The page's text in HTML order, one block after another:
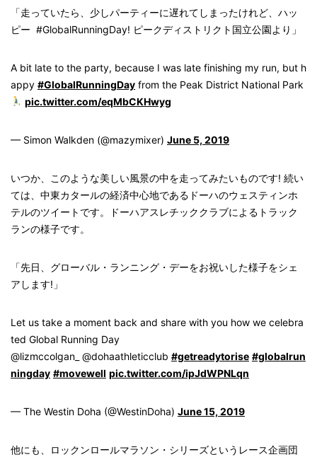
「走っていたら、少しパーティーに遅れてしまったけれど、ハッ
ピー #GlobalRunningDay! ピークディストリクト国立公園より」
A bit late to the party, because I was late finishing my run, but h
appy #GlobalRunningDay from the Peak District National Park
pic.twitter.com/eqMbCKHwyg
— Simon Walkden (@mazymixer) June 5, 2019
いつか、このような美しい風景の中を走ってみたいものです! 続い
ては、中東カタールの経済中心地であるドーハのウェスティンホ
テルのツイートです。ドーハアスレチッククラブによるトラック
ランの様子です。
「先日、グローバル・ランニング・デーをお祝いした様子をシェ
アします!」
Let us take a moment back and share with you how we celebra
ted Global Running Day
@lizmccolgan_ @dohaathleticclub #getreadytorise #globalrun
ningday #movewell pic.twitter.com/ipJdWPNLqn
— The Westin Doha (@WestinDoha) June 15, 2019
他にも、ロックンロールマラソン・シリーズというレース企画団